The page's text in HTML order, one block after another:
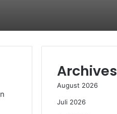
Archives
August 2026
Juli 2026